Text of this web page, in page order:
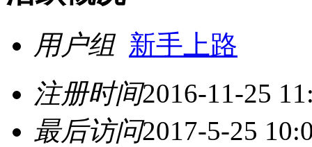
用户组 新手上路
注册时间2016-11-25
最后访问2017-5-25